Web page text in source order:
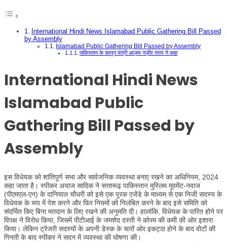
International Hindi News Islamabad Public Gathering Bill Passed
by Assembly
Islamabad Public Gathering Bill Passed by Assembly
पाकिस्तान के कानून मंत्री आज़म नज़ीर तरार ने कहा
International Hindi News
Islamabad Public
Gathering Bill Passed by
Assembly
इस विधेयक को शांतिपूर्ण सभा और सार्वजनिक व्यवस्था बनाए रखने का अधिनियम, 2024
कहा जाता है। स्पीकर अयाज सादिक ने सत्तारूढ़ पाकिस्तान मुस्लिम मूवमेंट-नवाज
(पीएमएल-एन) के दानियाल चौधरी को इसे एक पूरक एजेंडे के माध्यम से एक निजी सदस्य के
विधेयक के रूप में पेश करने और फिर नियमों को निलंबित करने के बाद इसे समिति को
संदर्भित किए बिना मतदान के लिए रखने की अनुमति दी। हालांकि, विधेयक के पारित होने पर
विपक्ष ने विरोध किया, जिसमें पीटीआई के जमशेद दस्ती ने कोरम की कमी की ओर इशारा
किया। लेकिन ट्रेजरी सदस्यों के अपनी डेस्क के चारों ओर इकट्ठा होने के बाद वोटों की
गिनती के बाद स्पीकर ने सदन में व्यवस्था की घोषणा की।